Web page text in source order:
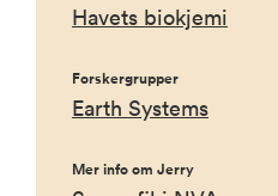
Havets biokjemi
Forskergrupper
Earth Systems
Mer info om Jerry